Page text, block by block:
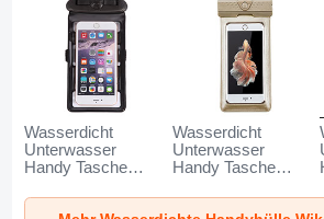
Wasserdicht
Unterwasser
Handy Tasche
Wiko Highway 4G
Wasserdicht
Unterwasser
Handy Tasche
Wiko Highway 4G